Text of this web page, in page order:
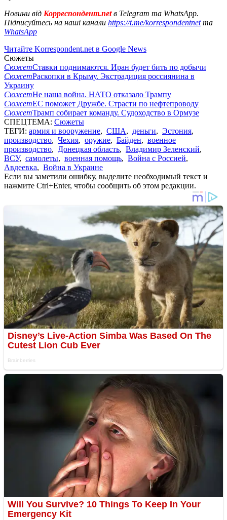
Новини від Корреспондент.netв Telegram та WhatsApp.
Підписуйтесь на наші канали https://t.me/korrespondentnetта
WhatsApp
Читайте Korrespondent.net в Google News
Сюжеты
СюжетСтавки поднимаются. Иран будет бить по добычи
СюжетРаскопки в Крыму. Экстрадиция россиянина в
Украину
СюжетНе наша война. НАТО отказало Трампу
СюжетЕС поможет Дружбе. Страсти по нефтепроводу
СюжетТрамп собирает команду. Судоходство в Ормузе
СПЕЦТЕМА: Сюжеты
ТЕГИ: армия и вооружение, США, деньги, Эстония,
производство, Чехия, оружие, Байден, военное
производство, Донецкая область, Владимир Зеленский,
ВСУ, самолеты, военная помощь, Война с Россией,
Авдеевка, Война в Украине
Если вы заметили ошибку, выделите необходимый текст и
нажмите Ctrl+Enter, чтобы сообщить об этом редакции.